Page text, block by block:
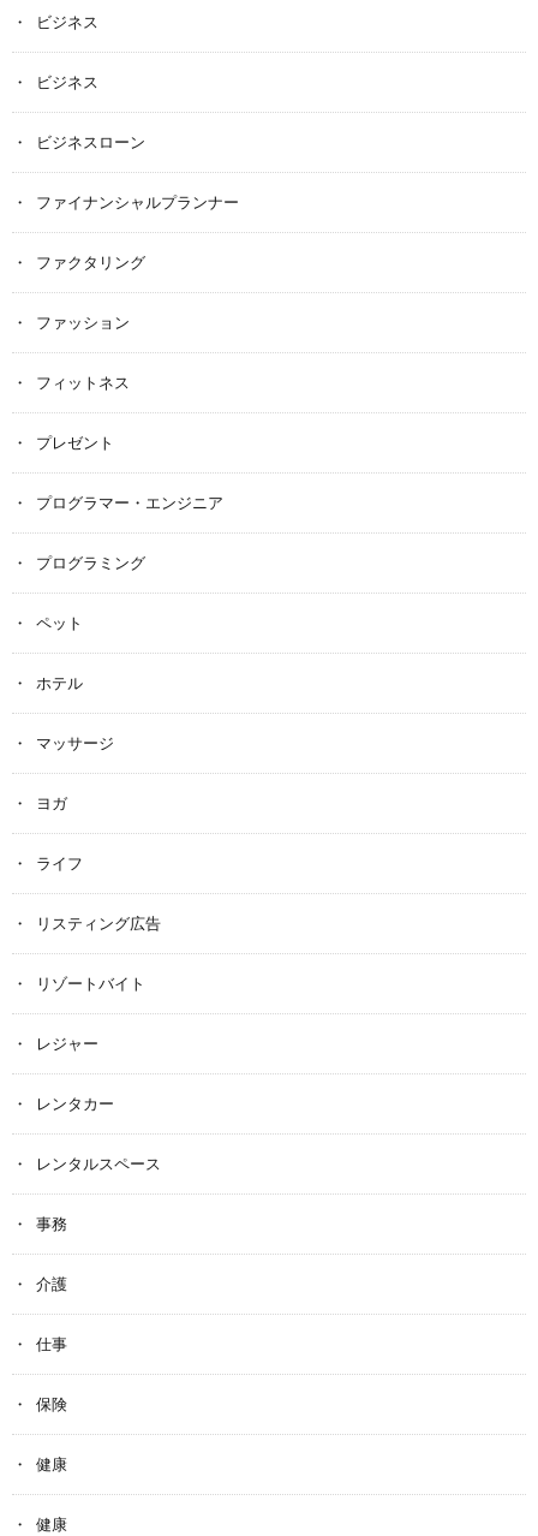
ビジネス
ビジネス
ビジネスローン
ファイナンシャルプランナー
ファクタリング
ファッション
フィットネス
プレゼント
プログラマー・エンジニア
プログラミング
ペット
ホテル
マッサージ
ヨガ
ライフ
リスティング広告
リゾートバイト
レジャー
レンタカー
レンタルスペース
事務
介護
仕事
保険
健康
健康